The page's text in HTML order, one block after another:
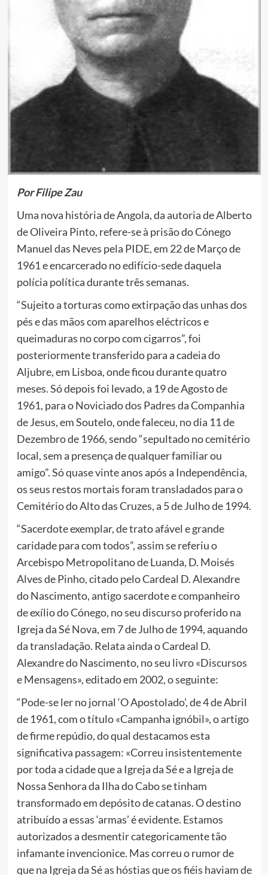
Por Filipe Zau
Uma nova história de Angola, da autoria de Alberto
de Oliveira Pinto, refere-se à prisão do Cónego
Manuel das Neves pela PIDE, em 22 de Março de
1961 e encarcerado no edifício-sede daquela
polícia política durante três semanas.
“Sujeito a torturas como extirpação das unhas dos
pés e das mãos com aparelhos eléctricos e
queimaduras no corpo com cigarros”, foi
posteriormente transferido para a cadeia do
Aljubre, em Lisboa, onde ficou durante quatro
meses. Só depois foi levado, a 19 de Agosto de
1961, para o Noviciado dos Padres da Companhia
de Jesus, em Soutelo, onde faleceu, no dia 11 de
Dezembro de 1966, sendo “sepultado no cemitério
local, sem a presença de qualquer familiar ou
amigo”. Só quase vinte anos após a Independência,
os seus restos mortais foram transladados para o
Cemitério do Alto das Cruzes, a 5 de Julho de 1994.
“Sacerdote exemplar, de trato afável e grande
caridade para com todos”, assim se referiu o
Arcebispo Metropolitano de Luanda, D. Moisés
Alves de Pinho, citado pelo Cardeal D. Alexandre
do Nascimento, antigo sacerdote e companheiro
de exílio do Cónego, no seu discurso proferido na
Igreja da Sé Nova, em 7 de Julho de 1994, aquando
da transladação. Relata ainda o Cardeal D.
Alexandre do Nascimento, no seu livro «Discursos
e Mensagens», editado em 2002, o seguinte:
“Pode-se ler no jornal ‘O Apostolado’, de 4 de Abril
de 1961, com o título «Campanha ignóbil», o artigo
de firme repúdio, do qual destacamos esta
significativa passagem: «Correu insistentemente
por toda a cidade que a Igreja da Sé e a Igreja de
Nossa Senhora da Ilha do Cabo se tinham
transformado em depósito de catanas. O destino
atribuído a essas ‘armas’ é evidente. Estamos
autorizados a desmentir categoricamente tão
infamante invencionice. Mas correu o rumor de
que na Igreja da Sé as hóstias que os fiéis haviam de